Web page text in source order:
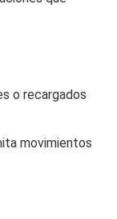
o recargados
movimientos